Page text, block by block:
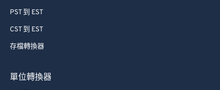
PST 到 EST
CST 到 EST
存檔轉換器
單位轉換器